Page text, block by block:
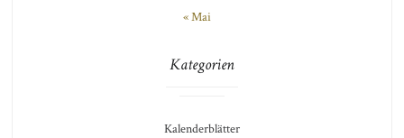
« Mai
Kategorien
Kalenderblätter